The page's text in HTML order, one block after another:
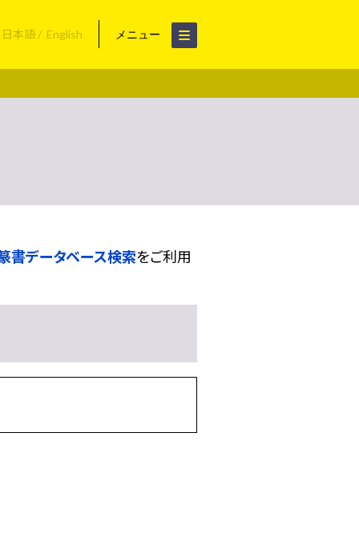
日本語 English メニュー
書データベース検索をご利用